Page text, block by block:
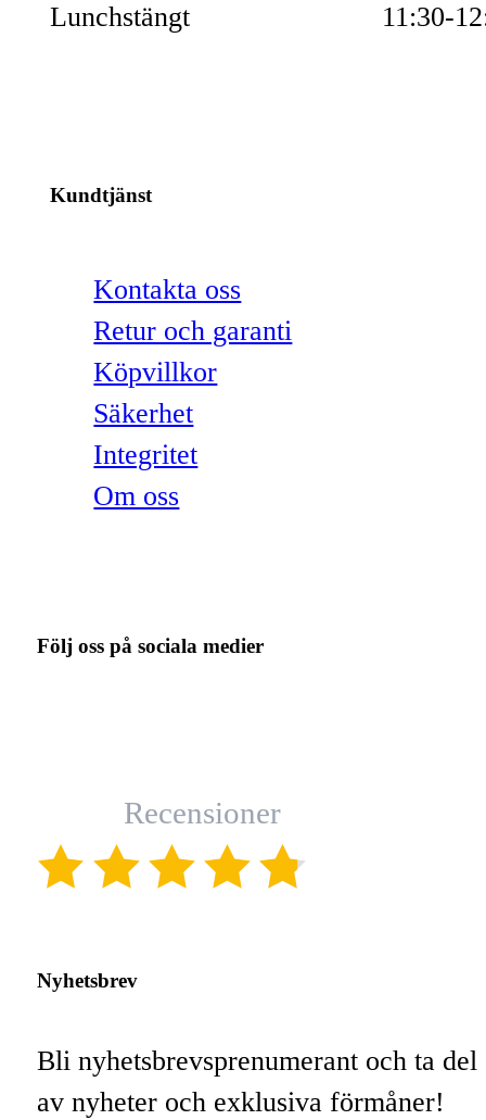
Lunchstängt 11:30-
Kundtjänst
Kontakta oss
Retur och garanti
Köpvillkor
Säkerhet
Integritet
Om oss
Följ oss på sociala medier
Recensioner
Nyhetsbrev
Bli nyhetsbrevsprenumerant och ta del
av nyheter och exklusiva förmåner!